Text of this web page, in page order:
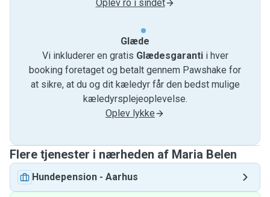
Oplev ro i sindet
Glæde
Vi inkluderer en gratis Glædesgarantii hver
booking foretaget og betalt gennem Pawshake for
at sikre, at du og dit kæledyr får den bedst mulige
kæledyrsplejeoplevelse.
Oplev lykke
Flere tjenester i nærheden af ​​Maria Belen
Hundepension - Aarhus